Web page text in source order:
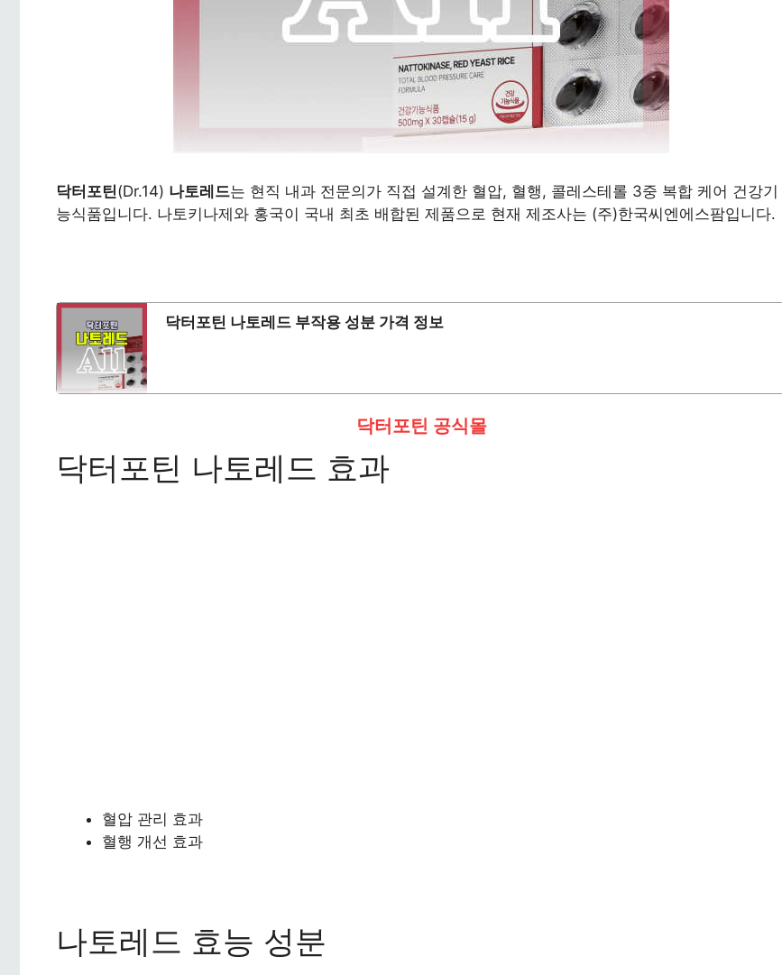
닥터포틴(Dr.14) 나토레드는 현직 내과 전문의가 직접 설계한 혈압, 혈행, 콜레스테롤 3중 복합 케어 건강기
능식품입니다. 나토키나제와 홍국이 국내 최초 배합된 제품으로 현재 제조사는 (주)한국씨엔에스팜입니다.
닥터포틴 나토레드 부작용 성분 가격 정보
닥터포틴 공식몰
닥터포틴 나토레드 효과
혈압 관리 효과
혈행 개선 효과
나토레드 효능 성분